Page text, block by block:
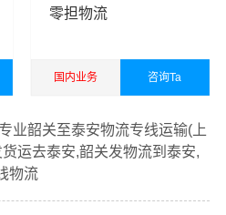
#泰安物流 #泰安货运
零担物流
国内业务 咨询Ta
业韶关至泰安物流专线运输(上
运去泰安,韶关发物流到泰安,
物流